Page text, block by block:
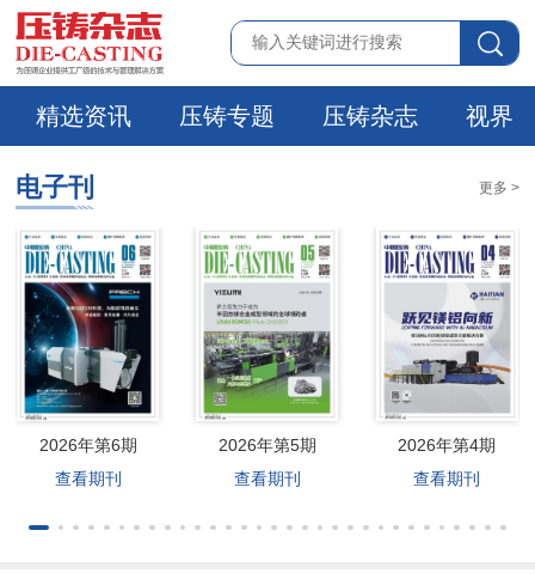
精选资讯 压铸专题 压铸杂志 视界
电子刊 更多 >
2026年第6期
查看期刊
2026年第5期
查看期刊
2026年第4期
查看期刊